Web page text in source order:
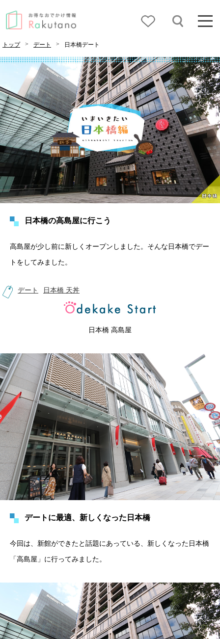
トップ > デート > 日本橋デート
日本橋の高島屋に行こう
高島屋が少し前に新しくオープンしました。そんな日本橋でデー
トをしてみました。
デート 日本橋 天丼
日本橋 高島屋
デートに最適、新しくなった日本橋
今回は、新館ができたと話題にあっている、新しくなった日本橋
「高島屋」に行ってみました。